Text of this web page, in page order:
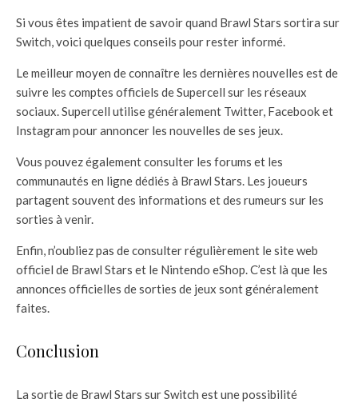
Si vous êtes impatient de savoir quand Brawl Stars sortira sur
Switch, voici quelques conseils pour rester informé.
Le meilleur moyen de connaître les dernières nouvelles est de
suivre les comptes officiels de Supercell sur les réseaux
sociaux. Supercell utilise généralement Twitter, Facebook et
Instagram pour annoncer les nouvelles de ses jeux.
Vous pouvez également consulter les forums et les
communautés en ligne dédiés à Brawl Stars. Les joueurs
partagent souvent des informations et des rumeurs sur les
sorties à venir.
Enfin, n’oubliez pas de consulter régulièrement le site web
officiel de Brawl Stars et le Nintendo eShop. C’est là que les
annonces officielles de sorties de jeux sont généralement
faites.
Conclusion
La sortie de Brawl Stars sur Switch est une possibilité